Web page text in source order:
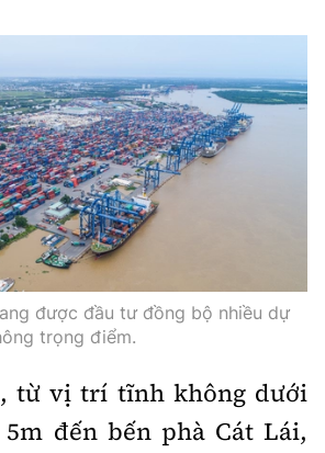
được đầu tư đồng bộ nhiều dự
trọng điểm.
từ vị trí tĩnh không dưới
đến bến phà Cát Lái,